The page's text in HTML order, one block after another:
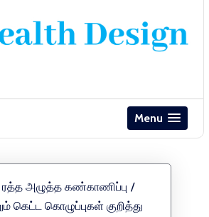
Menu
ரத்த அழுத்த கண்காணிப்பு /
கெட்ட கொழுப்புகள் குறித்து